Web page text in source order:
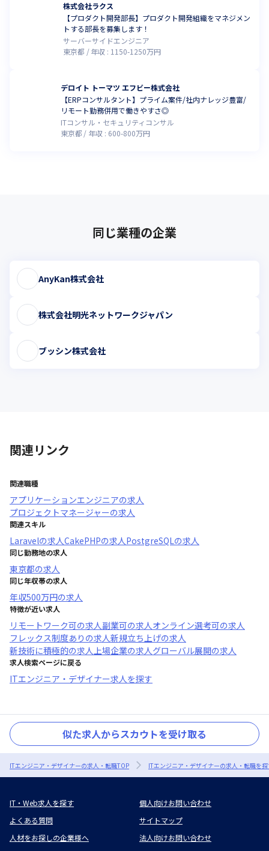
株式会社ラクス
【プロダクト開発部長】プロダクト開発組織をマネジメン
トする部長を募集します！
サーバーサイドエンジニア
東京都
年収 : 1150-1250万円
デロイト トーマツ エフビー株式会社
【ERPコンサルタント】プライム案件/社内ナレッジ豊富/
リモート勤務併用で働きやすさ◎
ITコンサル・セキュリティコンサル
東京都
年収 : 600-800万円
同じ業種の企業
AnyKan株式会社
株式会社明光ネットワークジャパン
ブッシン株式会社
関連リンク
関連職種
アプリケーションエンジニアの求人
プロジェクトマネージャーの求人
関連スキル
Laravelの求人CakePHPの求人PostgreSQLの求人
同じ勤務地の求人
東京都の求人
同じ年収帯の求人
年収500万円の求人
特徴が近い求人
リモートワーク可の求人副業可の求人オンライン選考可の求人
フレックス制度あり の求人新規立ち上げの求人
新技術に積極的の求人上場企業の求人グローバル展開の求人
求人検索ページに戻る
ITエンジニア・デザイナー求人を探す
似た求人からスカウトを受け取る
ITエンジニア・デザイナーの求人・転職TOP ITエンジニア・デザイナーの求人・転職を
IT・Web求人を探す
個人向けお問い合わせ
よくある質問
サイトマップ
人材をお探しの企業様へ
法人向けお問い合わせ